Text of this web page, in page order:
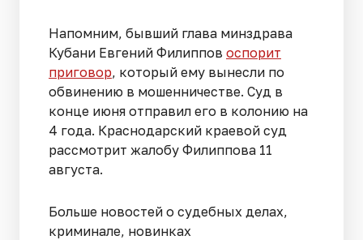
Напомним, бывший глава минздрава
Кубани Евгений Филиппов оспорит
приговор, который ему вынесли по
обвинению в мошенничестве. Суд в
конце июня отправил его в колонию на
4 года. Краснодарский краевой суд
рассмотрит жалобу Филиппова 11
августа.
Больше новостей о судебных делах,
криминале, новинках